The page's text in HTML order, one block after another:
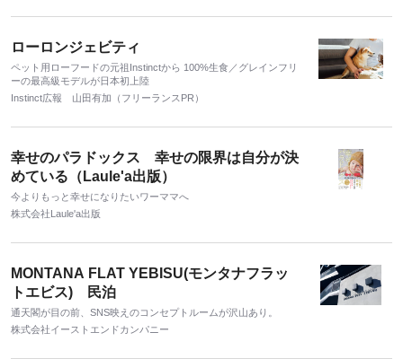
ローロンジェビティ
ペット用ローフードの元祖Instinctから 100%生食／グレインフリ
ーの最高級モデルが日本初上陸
Instinct広報 山田有加（フリーランスPR）
幸せのパラドックス 幸せの限界は自分が決
めている（Laule'a出版）
今よりもっと幸せになりたいワーママへ
株式会社Laule'a出版
MONTANA FLAT YEBISU(モンタナフラッ
トエビス) 民泊
通天閣が目の前、SNS映えのコンセプトルームが沢山あり。
株式会社イーストエンドカンパニー